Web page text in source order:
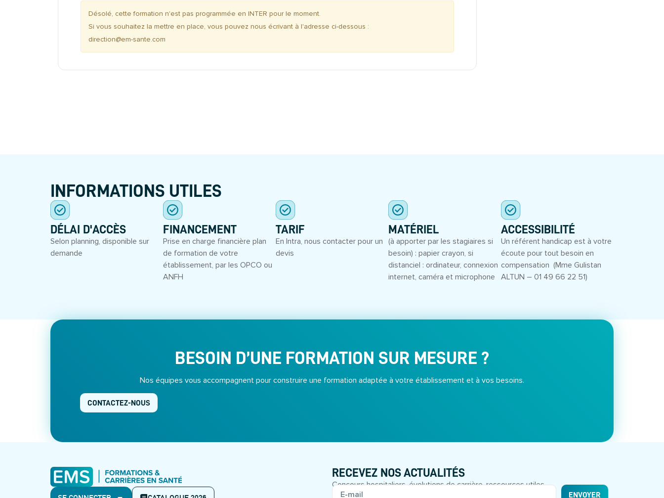
Désolé, cette formation n'est pas programmée en INTER pour le moment.
Si vous souhaitez la mettre en place, vous pouvez nous écrivant à l'adresse ci-dessous :
direction@em-sante.com
INFORMATIONS UTILES
DÉLAI D'ACCÈS
Selon planning, disponible sur
demande
FINANCEMENT
Prise en charge financière plan
de formation de votre
établissement, par les OPCO ou
ANFH
TARIF
En Intra, nous contacter pour un
devis
MATÉRIEL
(à apporter par les stagiaires si
besoin) : papier crayon, si
distanciel : ordinateur, connexion
internet, caméra et microphone
ACCESSIBILITÉ
Un référent handicap est à votre
écoute pour tout besoin en
compensation (Mme Gulistan
ALTUN – 01 49 66 22 51)
BESOIN D’UNE FORMATION SUR MESURE ?
Nos équipes vous accompagnent pour construire une formation adaptée à votre établissement et à vos besoins.
CONTACTEZ-NOUS
RECEVEZ NOS ACTUALITÉS
Concours hospitaliers, évolutions de carrière, ressources utiles.
ENVOYER